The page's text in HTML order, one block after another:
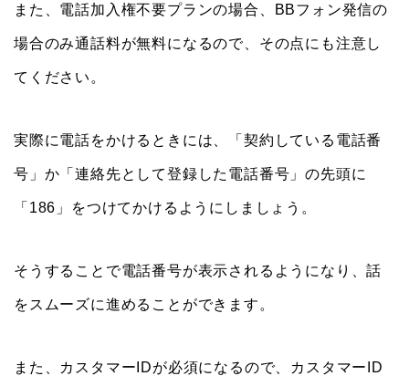
また、電話加入権不要プランの場合、BBフォン発信の
場合のみ通話料が無料になるので、その点にも注意し
てください。
実際に電話をかけるときには、「契約している電話番
号」か「連絡先として登録した電話番号」の先頭に
「186」をつけてかけるようにしましょう。
そうすることで電話番号が表示されるようになり、話
をスムーズに進めることができます。
また、カスタマーIDが必須になるので、カスタマーID